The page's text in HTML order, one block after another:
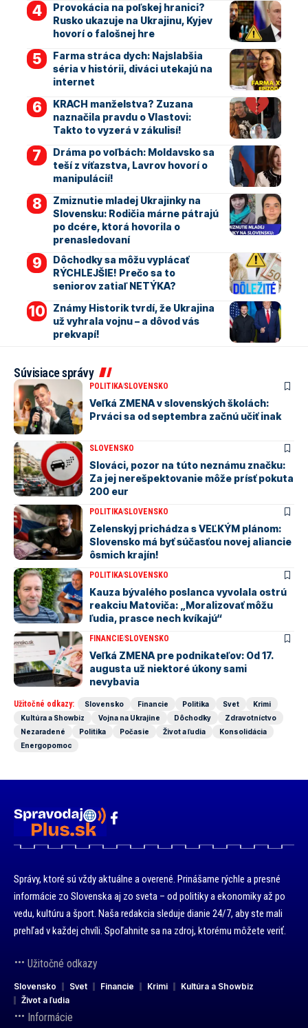
Provokácia na poľskej hranici?
Rusko ukazuje na Ukrajinu, Kyjev
hovorí o falošnej hre
Farma stráca dych: Najslabšia
séria v histórii, diváci utekajú na
internet
KRACH manželstva? Zuzana
naznačila pravdu o Vlastovi:
Takto to vyzerá v zákulisí!
Dráma po voľbách: Moldavsko sa
teší z víťazstva, Lavrov hovorí o
manipulácií!
Zmiznutie mladej Ukrajinky na
Slovensku: Rodičia márne pátrajú
po dcére, ktorá hovorila o
prenasledovaní
Dôchodky sa môžu vyplácať
RÝCHLEJŠIE! Prečo sa to
seniorov zatiaľ NETÝKA?
Známy Historik tvrdí, že Ukrajina
už vyhrala vojnu – a dôvod vás
prekvapí!
Súvisiace správy
POLITIKASLOVENSKO
Veľká ZMENA v slovenských školách:
Prváci sa od septembra začnú učiť inak
SLOVENSKO
Slováci, pozor na túto neznámu značku:
Za jej nerešpektovanie môže prísť pokuta
200 eur
POLITIKASLOVENSKO
Zelenskyj prichádza s VEĽKÝM plánom:
Slovensko má byť súčasťou novej aliancie
ôsmich krajín!
POLITIKASLOVENSKO
Kauza bývalého poslanca vyvolala ostrú
reakciu Matoviča: „Moralizovať môžu
ľudia, prasce nech kvíkajú“
FINANCIESLOVENSKO
Veľká ZMENA pre podnikateľov: Od 17.
augusta už niektoré úkony sami
nevybavia
Užitočné odkazy: Slovensko Financie Politika Svet
Krimi
Kultúra a Showbiz
Vojna na Ukrajine Dôchodky
Zdravotníctvo
Nezaradené
Politika Počasie Život a ľudia
Konsolidácia
Energopomoc
Správy, ktoré sú vždy aktuálne a overené. Prinášame rýchle a presné
informácie zo Slovenska aj zo sveta – od politiky a ekonomiky až po
vedu, kultúru a šport. Naša redakcia sleduje dianie 24/7, aby ste mali
prehľad v každej chvíli. Spoľahnite sa na zdroj, ktorému môžete veriť.
Užitočné odkazy
Slovensko Svet Financie Krimi
Kultúra a Showbiz
Život a ľudia
Informácie